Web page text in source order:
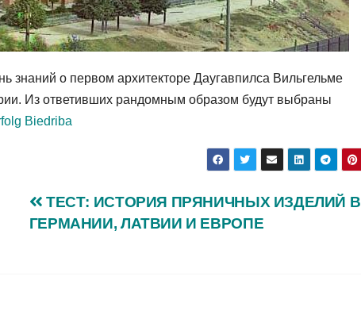
знаний о первом архитекторе Даугавпилса Вильгельме
Из ответивших рандомным образом будут выбраны
Biedriba
ТЕСТ: ИСТОРИЯ ПРЯНИЧНЫХ ИЗДЕЛИЙ В
ГЕРМАНИИ, ЛАТВИИ И ЕВРОПЕ